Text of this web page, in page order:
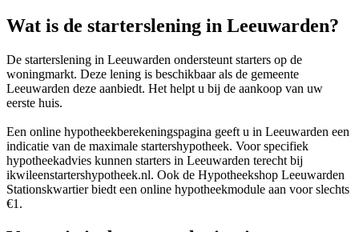
Wat is de starterslening in Leeuwarden?
De starterslening in Leeuwarden ondersteunt starters op de
woningmarkt. Deze lening is beschikbaar als de gemeente
Leeuwarden deze aanbiedt. Het helpt u bij de aankoop van uw
eerste huis.
Een online hypotheekberekeningspagina geeft u in Leeuwarden een
indicatie van de maximale startershypotheek. Voor specifiek
hypotheekadvies kunnen starters in Leeuwarden terecht bij
ikwileenstartershypotheek.nl. Ook de Hypotheekshop Leeuwarden
Stationskwartier biedt een online hypotheekmodule aan voor slechts
€1.